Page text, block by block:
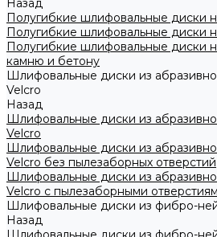
Назад
Полугибкие шлифовальные диски
Полугибкие шлифовальные диски
Полугибкие шлифовальные диски
камню и бетону
Шлифовальные диски из
Velcro
Назад
Шлифовальные диски из
Velcro
Шлифовальные диски из
Velcro без пылезаборных отверстий
Шлифовальные диски из
Velcro с пылезаборными
Шлифовальные диски из фибро-
Назад